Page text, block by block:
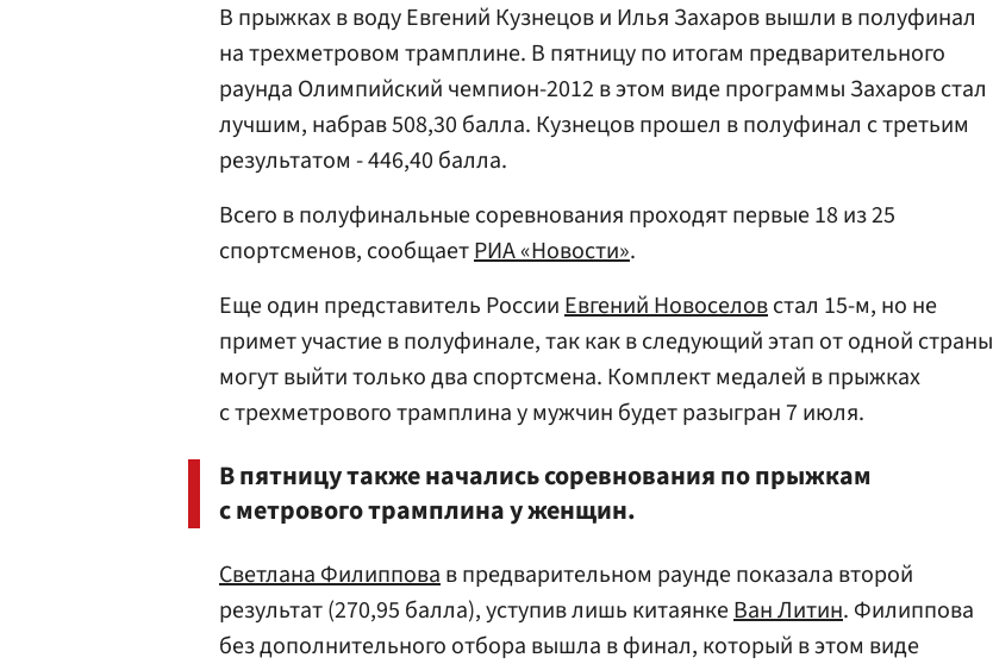
В прыжках в водуЕвгений Кузнецови Илья Захароввышли в полуфинал
на трехметровом трамплине. В пятницу по итогам предварительного
раунда Олимпийский чемпион-2012 в этом виде программы Захаров стал
лучшим, набрав 508,30 балла. Кузнецов прошел в полуфинал с третьим
результатом - 446,40 балла.
Всего в полуфинальные соревнования проходят первые 18 из 25
спортсменов, сообщаетРИА «Новости».
Еще один представитель РоссииЕвгений Новоселовстал 15-м, но не
примет участие в полуфинале, так как в следующий этап от одной страны
могут выйти только два спортсмена. Комплект медалей в прыжках
с трехметрового трамплина у мужчин будет разыгран 7 июля.
В пятницу также начались соревнования по прыжкам
с метрового трамплина у женщин.
Светлана Филипповав предварительном раунде показала второй
результат (270,95 балла), уступив лишь китаянкеВан Литин. Филиппова
без дополнительного отбора вышла в финал, который в этом виде